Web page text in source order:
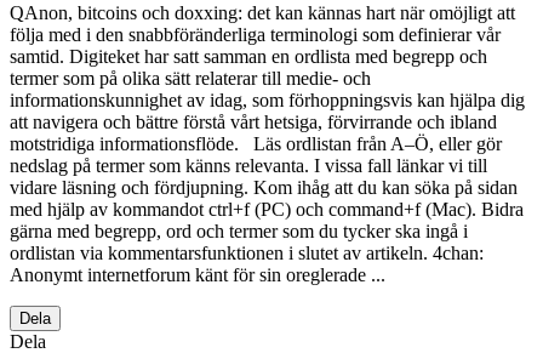
QAnon, bitcoins och doxxing: det kan kännas hart när omöjligt att
följa med i den snabbföränderliga terminologi som definierar vår
samtid. Digiteket har satt samman en ordlista med begrepp och
termer som på olika sätt relaterar till medie- och
informationskunnighet av idag, som förhoppningsvis kan hjälpa dig
att navigera och bättre förstå vårt hetsiga, förvirrande och ibland
motstridiga informationsflöde. Läs ordlistan från A–Ö, eller gör
nedslag på termer som känns relevanta. I vissa fall länkar vi till
vidare läsning och fördjupning. Kom ihåg att du kan söka på sidan
med hjälp av kommandot ctrl+f (PC) och command+f (Mac). Bidra
gärna med begrepp, ord och termer som du tycker ska ingå i
ordlistan via kommentarsfunktionen i slutet av artikeln. 4chan:
Anonymt internetforum känt för sin oreglerade ...
Dela
Dela